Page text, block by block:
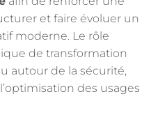
et faire évoluer un
moderne. Le rôle
de transformation
autour de la sécurité,
des usages